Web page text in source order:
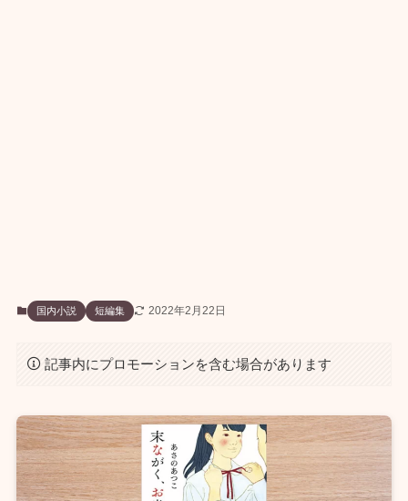
国内小説 短編集 2022年2月22日
記事内にプロモーションを含む場合があります